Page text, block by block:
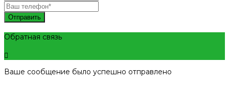
Отправить
Обратная связь
Ваше сообщение было успешно отправлено